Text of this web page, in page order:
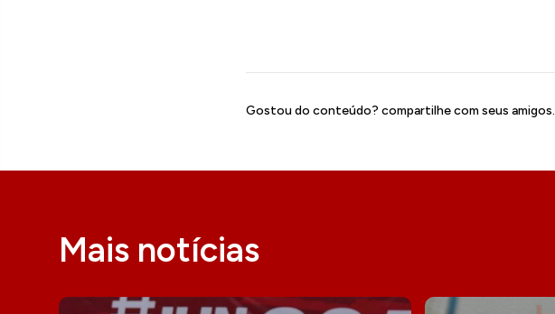
Gostou do conteúdo? compartilhe com seus amigos.
Mais notícias